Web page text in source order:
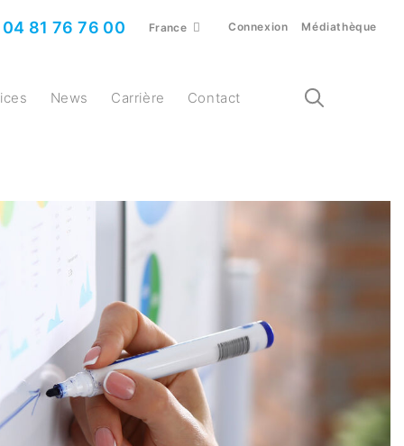
04 81 76 76 00 France Connexion Médiathèque
News Carrière Contact